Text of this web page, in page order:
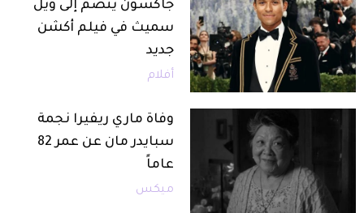
جاكسون ينضم إلى ويل
سميث في فيلم أكشن
جديد
أفلام
وفاة ماري ريفيرا نجمة
سبايدر مان عن عمر 82
عاماً
ميكس